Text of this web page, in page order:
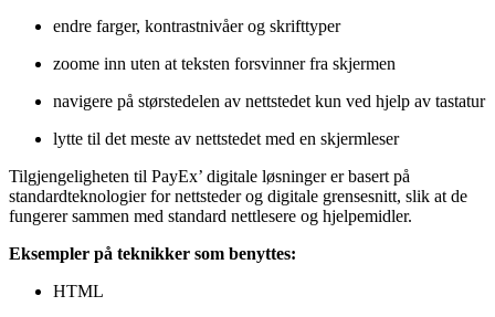
endre farger, kontrastnivåer og skrifttyper
zoome inn uten at teksten forsvinner fra skjermen
navigere på størstedelen av nettstedet kun ved hjelp av tastatur
lytte til det meste av nettstedet med en skjermleser
Tilgjengeligheten til PayEx’ digitale løsninger er basert på
standardteknologier for nettsteder og digitale grensesnitt, slik at de
fungerer sammen med standard nettlesere og hjelpemidler.
Eksempler på teknikker som benyttes:
HTML